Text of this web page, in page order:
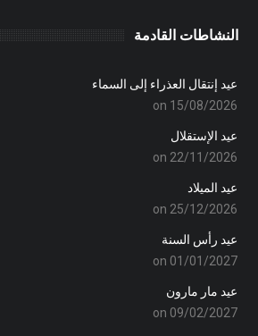
النشاطات القادمة
عيد إنتقال العذراء إلى السماء
on 15/08/2026
عيد الإستقلال
on 22/11/2026
عيد الميلاد
on 25/12/2026
عيد رأس السنة
on 01/01/2027
عيد مار مارون
on 09/02/2027